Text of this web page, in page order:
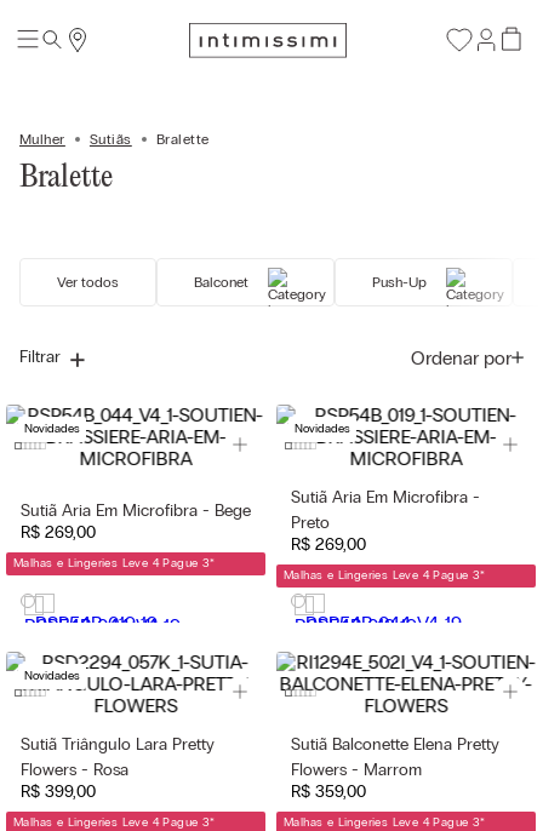
Mulher Sutiãs Bralette
Bralette
Ver todos Balconet Push-Up
Filtrar Ordenar por
Novidades
Sutiã Aria Em Microfibra - Bege
R$ 269,00
Malhas e Lingeries Leve 4 Pague 3*
Novidades
Sutiã Aria Em Microfibra -
Preto
R$ 269,00
Malhas e Lingeries Leve 4 Pague 3*
Novidades
Sutiã Triângulo Lara Pretty
Flowers - Rosa
R$ 399,00
Malhas e Lingeries Leve 4 Pague 3*
Sutiã Balconette Elena Pretty
Flowers - Marrom
R$ 359,00
Malhas e Lingeries Leve 4 Pague 3*